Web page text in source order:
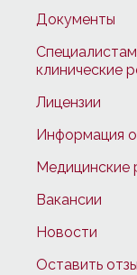
Документы
клинические
Лицензии
Информация о
Медицинские
Вакансии
Новости
Оставить